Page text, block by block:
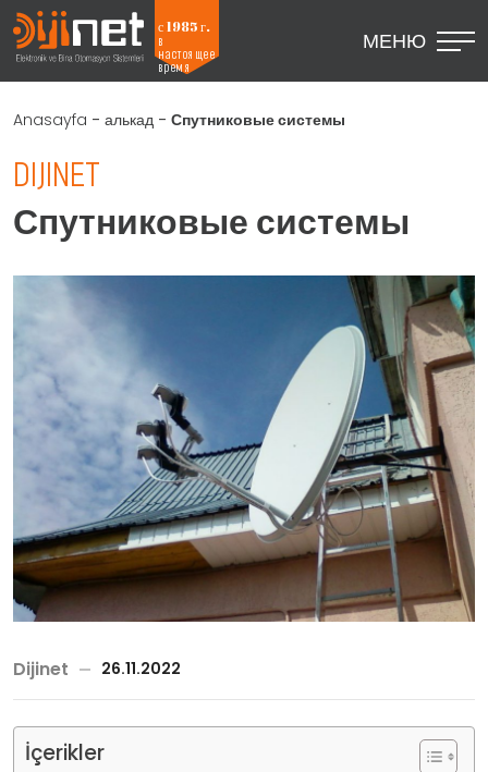
с 1985 г.
в
настоящее
время
МЕНЮ
Anasayfa - алькад - Спутниковые системы
DIJINET
Спутниковые системы
Dijinet 26.11.2022
İçerikler